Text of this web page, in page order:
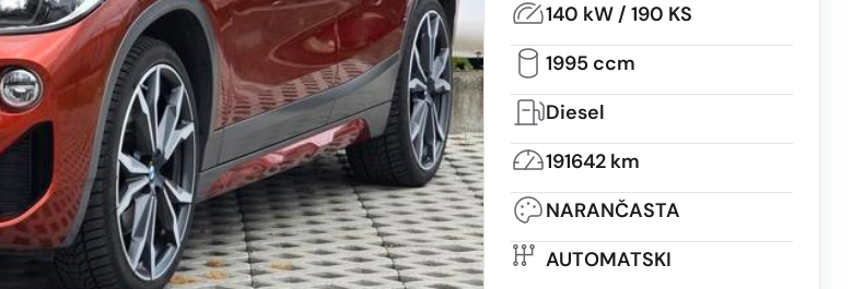
140 kW / 190 KS
1995 ccm
Diesel
191642 km
NARANČASTA
AUTOMATSKI